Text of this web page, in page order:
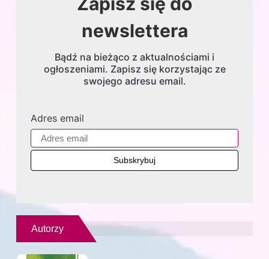
newslettera
Bądź na bieżąco z aktualnościami i
ogłoszeniami. Zapisz się korzystając ze
swojego adresu email.
Adres email
Autorzy